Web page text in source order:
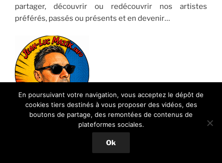
partager, découvrir ou redécouvrir nos artistes
préférés, passés ou présents et en devenir…
Vous souhaitez vous joindre à
nous pour parler Musique ?Contactez-moi…
En poursuivant votre navigation, vous acceptez le dépôt de
cookies tiers destinés à vous proposer des vidéos, des
boutons de partage, des remontées de contenus de
plateformes sociales.
Ok